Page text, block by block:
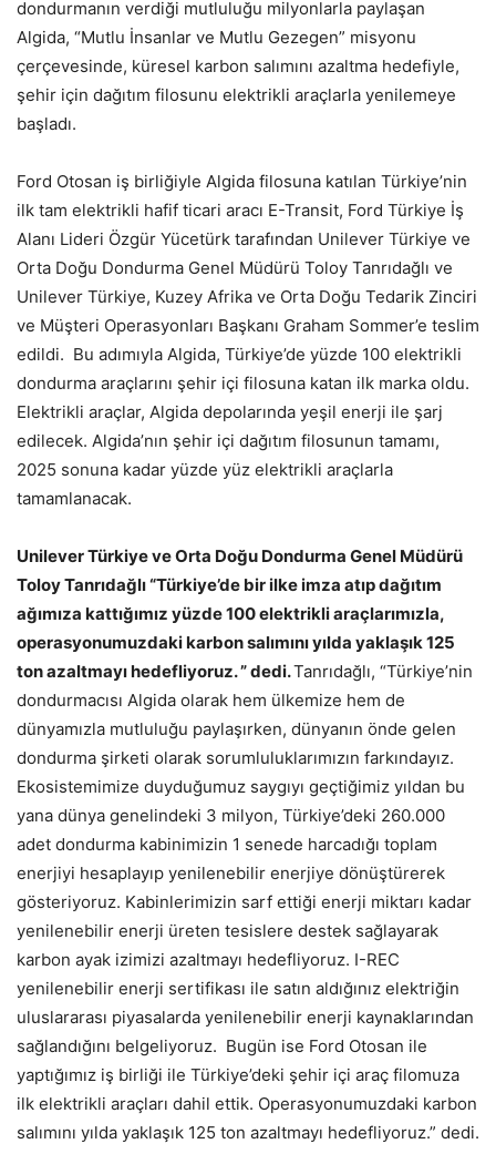
dondurmanın verdiği mutluluğu milyonlarla paylaşan
Algida, “Mutlu İnsanlar ve Mutlu Gezegen” misyonu
çerçevesinde, küresel karbon salımını azaltma hedefiyle,
şehir için dağıtım filosunu elektrikli araçlarla yenilemeye
başladı.
Ford Otosan iş birliğiyle Algida filosuna katılan Türkiye’nin
ilk tam elektrikli hafif ticari aracı E-Transit, Ford Türkiye İş
Alanı Lideri Özgür Yücetürk tarafından Unilever Türkiye ve
Orta Doğu Dondurma Genel Müdürü Toloy Tanrıdağlı ve
Unilever Türkiye, Kuzey Afrika ve Orta Doğu Tedarik Zinciri
ve Müşteri Operasyonları Başkanı Graham Sommer’e teslim
edildi. Bu adımıyla Algida, Türkiye’de yüzde 100 elektrikli
dondurma araçlarını şehir içi filosuna katan ilk marka oldu.
Elektrikli araçlar, Algida depolarında yeşil enerji ile şarj
edilecek. Algida’nın şehir içi dağıtım filosunun tamamı,
2025 sonuna kadar yüzde yüz elektrikli araçlarla
tamamlanacak.
Unilever Türkiye ve Orta Doğu Dondurma Genel Müdürü
Toloy Tanrıdağlı “Türkiye’de bir ilke imza atıp dağıtım
ağımıza kattığımız yüzde 100 elektrikli araçlarımızla,
operasyonumuzdaki karbon salımını yılda yaklaşık 125
ton azaltmayı hedefliyoruz. ” dedi.Tanrıdağlı, “Türkiye’nin
dondurmacısı Algida olarak hem ülkemize hem de
dünyamızla mutluluğu paylaşırken, dünyanın önde gelen
dondurma şirketi olarak sorumluluklarımızın farkındayız.
Ekosistemimize duyduğumuz saygıyı geçtiğimiz yıldan bu
yana dünya genelindeki 3 milyon, Türkiye’deki 260.000
adet dondurma kabinimizin 1 senede harcadığı toplam
enerjiyi hesaplayıp yenilenebilir enerjiye dönüştürerek
gösteriyoruz. Kabinlerimizin sarf ettiği enerji miktarı kadar
yenilenebilir enerji üreten tesislere destek sağlayarak
karbon ayak izimizi azaltmayı hedefliyoruz. I-REC
yenilenebilir enerji sertifikası ile satın aldığınız elektriğin
uluslararası piyasalarda yenilenebilir enerji kaynaklarından
sağlandığını belgeliyoruz. Bugün ise Ford Otosan ile
yaptığımız iş birliği ile Türkiye’deki şehir içi araç filomuza
ilk elektrikli araçları dahil ettik. Operasyonumuzdaki karbon
salımını yılda yaklaşık 125 ton azaltmayı hedefliyoruz.” dedi.